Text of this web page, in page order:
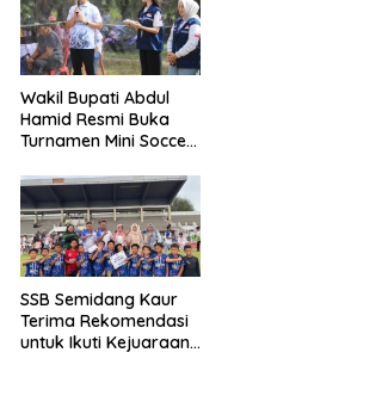
Wakil Bupati Abdul
Hamid Resmi Buka
Turnamen Mini Soccer
SSB Semidang Kaur
Terima Rekomendasi
untuk Ikuti Kejuaraan